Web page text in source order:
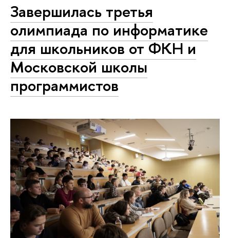
Завершилась третья
олимпиада по информатике
для школьников от ФКН и
Московской школы
программистов